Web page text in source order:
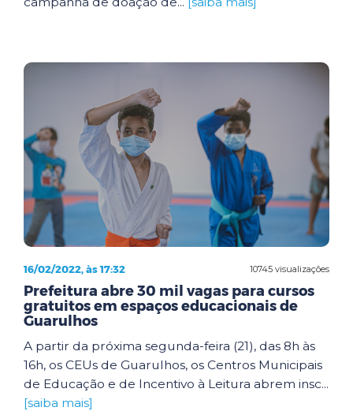
10745 visualizações
16/02/2022, às 17:32
Prefeitura abre 30 mil vagas para cursos
gratuitos em espaços educacionais de
Guarulhos
A partir da próxima segunda-feira (21), das 8h às
16h, os CEUs de Guarulhos, os Centros Municipais
de Educação e de Incentivo à Leitura abrem insc...
[saiba mais]